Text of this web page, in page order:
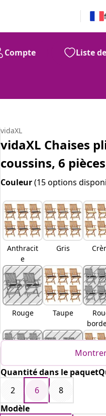
Compte Liste
vidaXL
vidaXL Chaises
coussins, 6
Couleur(15 options
Anthracit
e
Gris
Rouge Taupe
Motif
carreaux
Bleu
royal
Quantité dans le
2
6
8
Modèle